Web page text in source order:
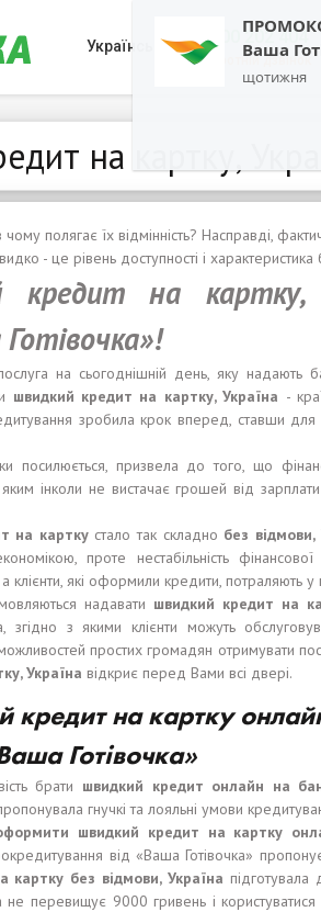
Ваша
щотижня
Українська 0800 202 404
Зворотній дзвінок
на картку,
полягає їх відмінність? Насправді,
- це рівень доступності і характеристика
кредит на картку,
на сьогоднішній день, яку надають
швидкий кредит на картку, Україна -
зробила крок вперед, ставши
посилюється, призвела до того, що
інколи не вистачає грошей від
на картку стало так складно без відмови,
проте нестабільність
клієнти, які оформили кредити, потраляють у
надавати швидкий кредит на
згідно з якими клієнти можуть
простих громадян отримувати
Україна відкриє перед Вами всі двері.
кредит на картку
Готівочка»
брати швидкий кредит онлайн на
гнучкі та лояльні умови
швидкий кредит на картку
від «Ваша Готівочка»
картку без відмови, Україна
перевищує 9000 гривень і